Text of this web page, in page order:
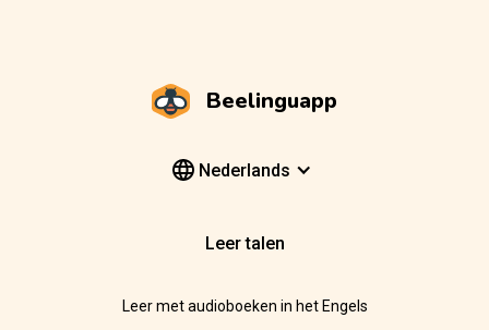
Beelinguapp
Nederlands
Leer talen
Leer met audioboeken in het Engels